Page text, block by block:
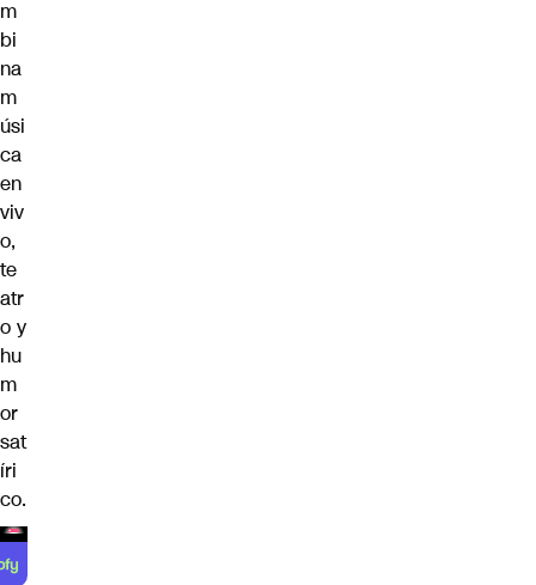
m
bi
na
m
úsi
ca
en
viv
o,
te
atr
o y
hu
m
or
sat
íri
co.